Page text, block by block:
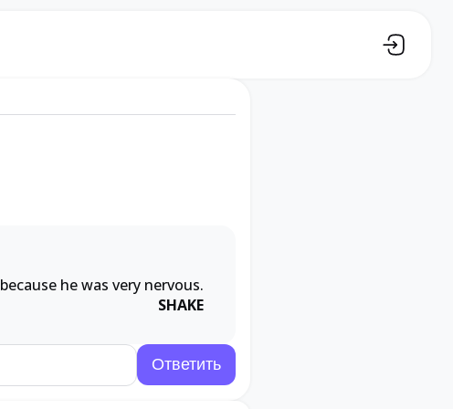
because he was very nervous.
SHAKE